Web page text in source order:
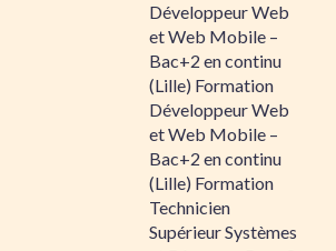
Développeur Web
et Web Mobile –
Bac+2 en continu
(Lille) Formation
Développeur Web
et Web Mobile –
Bac+2 en continu
(Lille) Formation
Technicien
Supérieur Systèmes